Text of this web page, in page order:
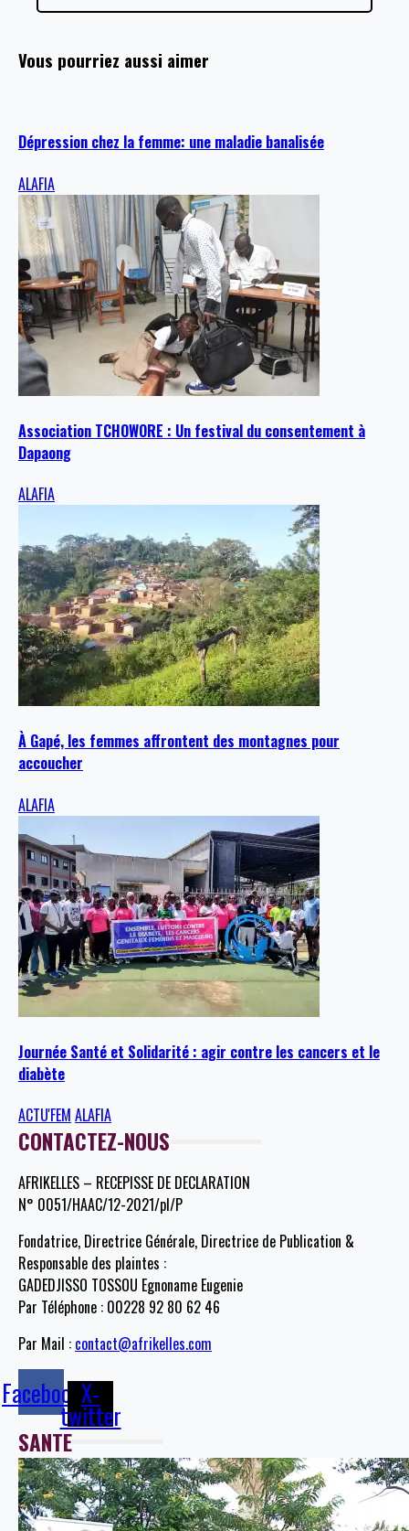
Vous pourriez aussi aimer
Dépression chez la femme: une maladie banalisée
ALAFIA
Association TCHOWORE : Un festival du consentement à
Dapaong
ALAFIA
À Gapé, les femmes affrontent des montagnes pour
accoucher
ALAFIA
Journée Santé et Solidarité : agir contre les cancers et le
diabète
ACTU'FEM ALAFIA
CONTACTEZ-NOUS
AFRIKELLES – RECEPISSE DE DECLARATION
N° 0051/HAAC/12-2021/pl/P
Fondatrice, Directrice Générale, Directrice de Publication &
Responsable des plaintes :
GADEDJISSO TOSSOU Egnoname Eugenie
Par Téléphone : 00228 92 80 62 46
Par Mail : contact@afrikelles.com
FacebookX-
twitter
SANTE